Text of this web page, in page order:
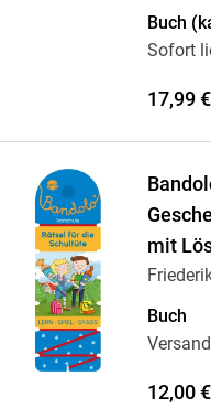
Buch
Sofort
17,99 €
mit
Buch
12,00 €